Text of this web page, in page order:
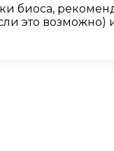
биоса,
это возможно)